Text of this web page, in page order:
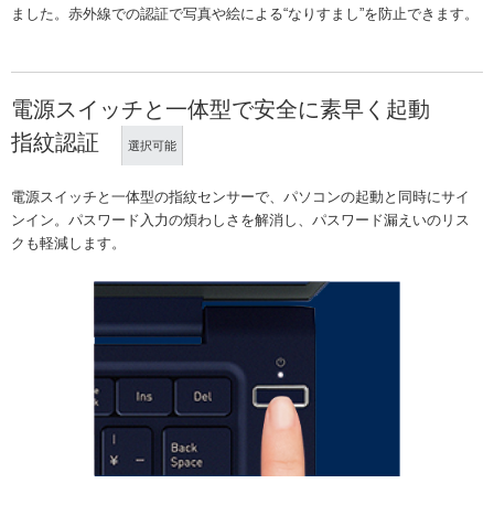
ました。赤外線での認証で写真や絵による“なりすまし”を防止できます。
電源スイッチと一体型で安全に素早く起動
指紋認証
選択可能
電源スイッチと一体型の指紋センサーで、パソコンの起動と同時にサイ
ンイン。パスワード入力の煩わしさを解消し、パスワード漏えいのリス
クも軽減します。